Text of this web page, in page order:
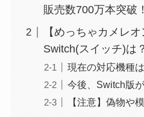
販売数700万本突破！
【めっちゃカメレ
Switch(スイッチ)は
現在の対応機種
今後、Switch版
【注意】偽物や